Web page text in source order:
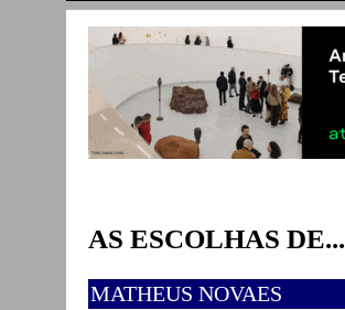
AS ESCOLHAS DE...
MATHEUS NOVAES